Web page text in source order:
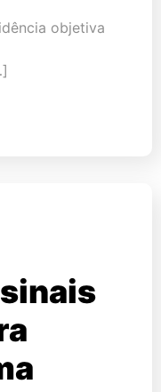
objetiva